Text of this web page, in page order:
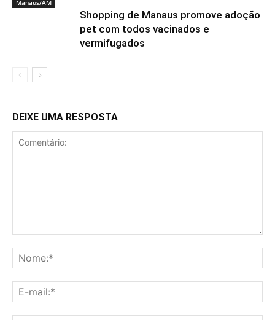
Manaus/AM
Shopping de Manaus promove adoção
pet com todos vacinados e
vermifugados
DEIXE UMA RESPOSTA